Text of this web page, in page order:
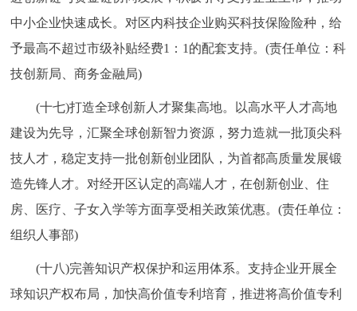
中小企业快速成长。对区内科技企业购买科技保险险种，给
予最高不超过市级补贴经费1：1的配套支持。(责任单位：科
技创新局、商务金融局)
(十七)打造全球创新人才聚集高地。以高水平人才高地
建设为先导，汇聚全球创新智力资源，努力造就一批顶尖科
技人才，稳定支持一批创新创业团队，为首都高质量发展锻
造先锋人才。对经开区认定的高端人才，在创新创业、住
房、医疗、子女入学等方面享受相关政策优惠。(责任单位：
组织人事部)
(十八)完善知识产权保护和运用体系。支持企业开展全
球知识产权布局，加快高价值专利培育，推进将高价值专利